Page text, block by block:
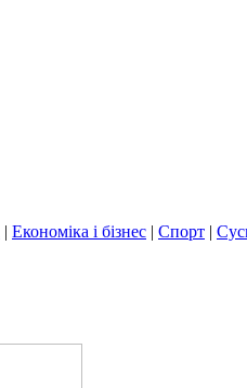
| Економіка і бізнес | Спорт |